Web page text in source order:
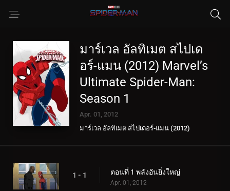
มาร์เวล อัลทิเมต สไปเด
อร์-แมน (2012) Marvel’s
Ultimate Spider-Man:
Season 1
Apr. 01, 2012
มาร์เวล อัลทิเมต สไปเดอร์-แมน (2012)
1 - 1 ตอนที่ 1 พลังอันยิ่งใหญ่
Apr. 01, 2012